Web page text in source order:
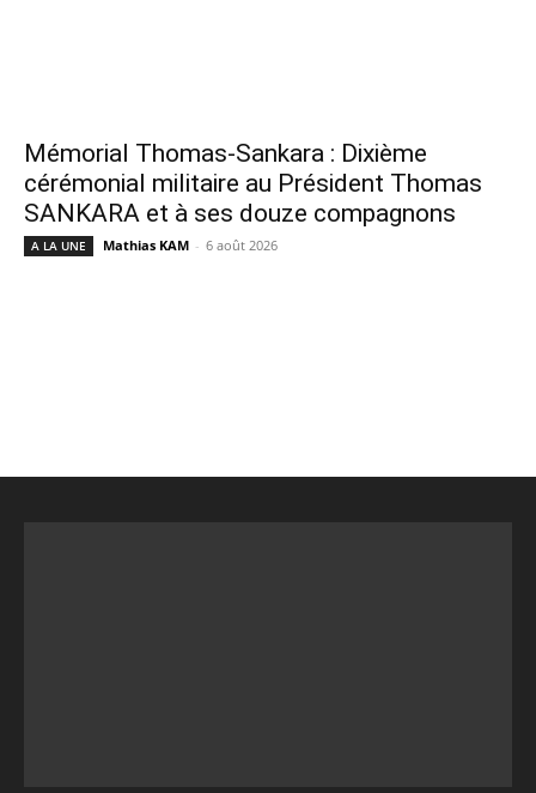
Mémorial Thomas-Sankara : Dixième
cérémonial militaire au Président Thomas
SANKARA et à ses douze compagnons
A LA UNE Mathias KAM - 6 août 2026